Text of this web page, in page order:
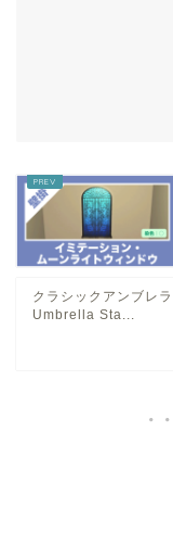
クラシックアンブレ
Umbrella Sta...